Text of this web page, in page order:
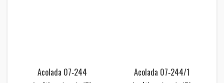
Acolada 07‑244 Acolada 07‑244/1